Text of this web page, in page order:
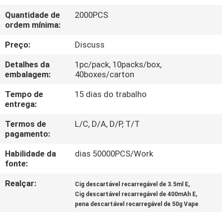
FÁBRICA
CONTROLE
DA
QUALIDADE
PEÇA
UMAS
CITAÇÕES
DO
Quantidade de
ordem mínima:
2000PCS
Preço:
Discuss
Detalhes da
embalagem:
1pc/pack, 10packs/box,
40boxes/carton
Tempo de
entrega:
15 dias do trabalho
Termos de
pagamento:
L/C, D/A, D/P, T/T
Habilidade da
fonte:
dias 50000PCS/Work
Realçar: Cig descartável recarregável de 3.5ml E,
Cig descartável recarregável de 400mAh E,
pena descartável recarregável de 50g Vape